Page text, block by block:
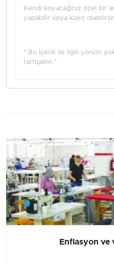
Kendi koyacağınız özel bir
yapabilir veya kayıt
* Bu içerik ile ilgili yorum
tartışalım *
Enflasyon ve